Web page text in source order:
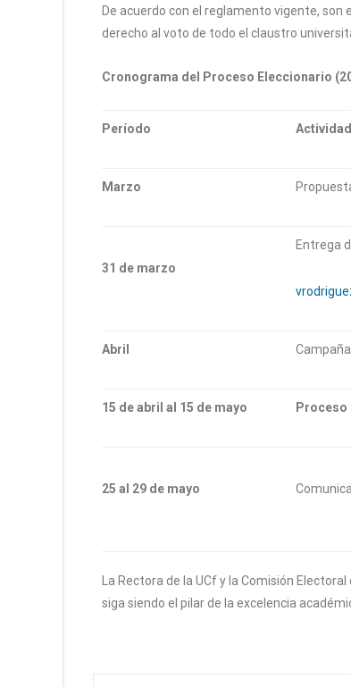
De acuerdo con el reglamento vigente,
derecho al voto de todo el claustro
Cronograma del Proceso Eleccionario
Período Actividad
Marzo
31 de marzo
Entrega
Abril
15 de abril al 15 de mayo
25 al 29 de mayo
La Rectora de la UCf y la Comisión
siga siendo el pilar de la excelencia